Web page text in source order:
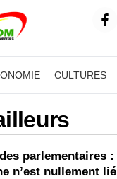
CULTURES
parlementaires :
n’est nullement lié